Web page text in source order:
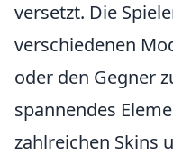
versetzt. Die
verschiedenen
oder den Gegner
spannendes
zahlreichen Skins